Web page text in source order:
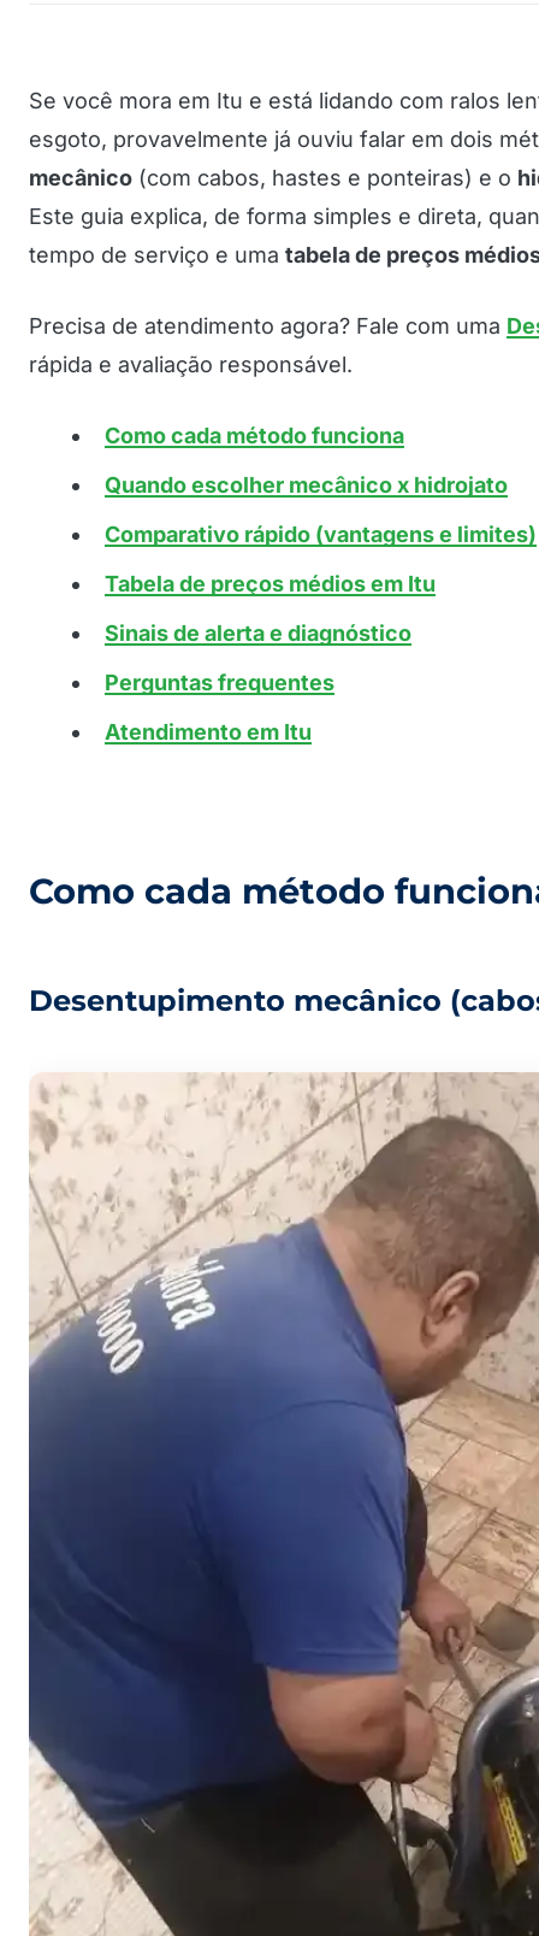
Se você mora em Itu e está lidando com ralos
esgoto, provavelmente já ouviu falar em dois
mecânico (com cabos, hastes e ponteiras) e o
Este guia explica, de forma simples e direta,
tempo de serviço e uma tabela de preços
Precisa de atendimento agora? Fale com uma
rápida e avaliação responsável.
Como cada método funciona
Quando escolher mecânico x hidrojato
Comparativo rápido (vantagens e limites)
Tabela de preços médios em Itu
Sinais de alerta e diagnóstico
Perguntas frequentes
Atendimento em Itu
Como cada método
Desentupimento mecânico